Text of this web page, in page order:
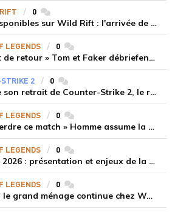
0commentaires
Les champions disponibles sur Wild Rift : l'arrivée de Cho'Gath
LEGENDS 0commentaires
« La confiance est de retour » Tom et Faker débriefent la victoire convaincante de T1 face à Dplus KIA
2 0commentaires
Gentle Mates acte son retrait de Counter-Strike 2, le roster ibérique libéré
LEGENDS 0commentaires
« Je nous ai fait perdre ce match » Homme assume la responsabilité de la défaite de HLE face à Gen.G
LEGENDS 0commentaires
LEC Summer Split 2026 : présentation et enjeux de la troisième semaine de compétition
LEGENDS 0commentaires
Mercato LoL LPL : le grand ménage continue chez Weibo Gaming, Jiejie quitte le navire au profit de Xiaohao